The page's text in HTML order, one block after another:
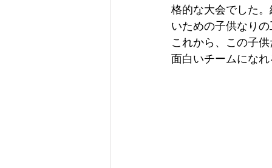
格的な大会でした
いための子供なり
これから、この子
面白いチームにな